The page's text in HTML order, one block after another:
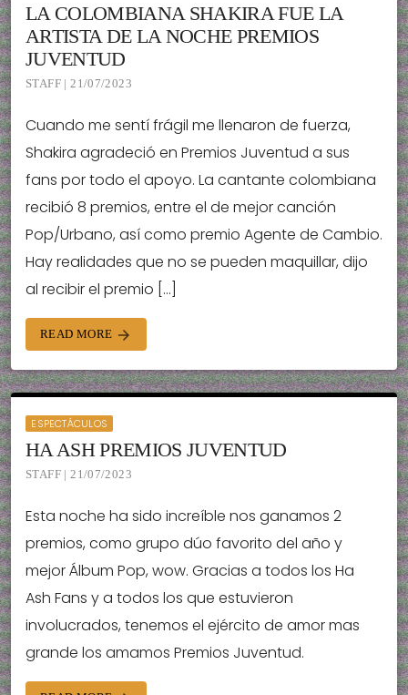
LA COLOMBIANA SHAKIRA FUE LA
ARTISTA DE LA NOCHE PREMIOS
JUVENTUD
STAFF | 21/07/2023
Cuando me sentí frágil me llenaron de fuerza,
Shakira agradeció en Premios Juventud a sus
fans por todo el apoyo. La cantante colombiana
recibió 8 premios, entre el de mejor canción
Pop/Urbano, así como premio Agente de Cambio.
Hay realidades que no se pueden maquillar, dijo
al recibir el premio […]
READ MORE arrow_forward
ESPECTÁCULOS
HA ASH PREMIOS JUVENTUD
STAFF | 21/07/2023
Esta noche ha sido increíble nos ganamos 2
premios, como grupo dúo favorito del año y
mejor Álbum Pop, wow. Gracias a todos los Ha
Ash Fans y a todos los que estuvieron
involucrados, tenemos el ejército de amor mas
grande los amamos Premios Juventud.